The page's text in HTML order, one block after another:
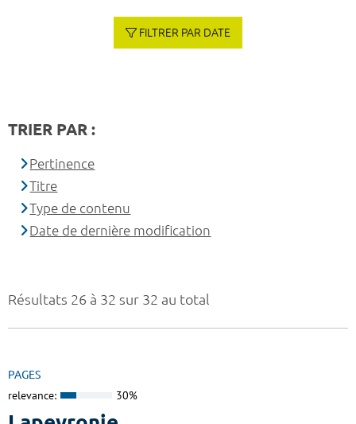
Résultats 26 à 32 sur 32 au total
PAGES
relevance: 30%
FILTRER PAR DATE
TRIER PAR :
Pertinence
Titre
Type de contenu
Date de dernière modification